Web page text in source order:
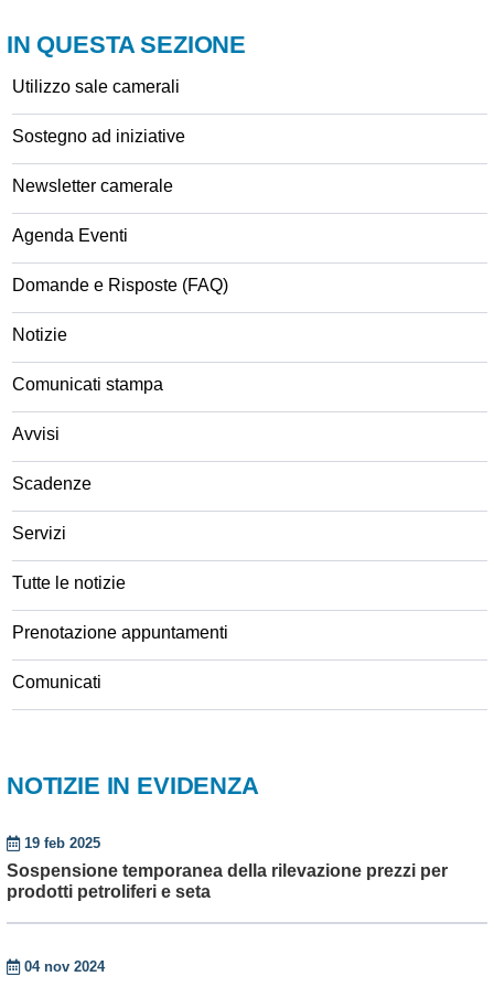
IN QUESTA SEZIONE
Utilizzo sale camerali
Sostegno ad iniziative
Newsletter camerale
Agenda Eventi
Domande e Risposte (FAQ)
Notizie
Comunicati stampa
Avvisi
Scadenze
Servizi
Tutte le notizie
Prenotazione appuntamenti
Comunicati
NOTIZIE IN EVIDENZA
19 feb 2025
Sospensione temporanea della rilevazione prezzi per
prodotti petroliferi e seta
04 nov 2024